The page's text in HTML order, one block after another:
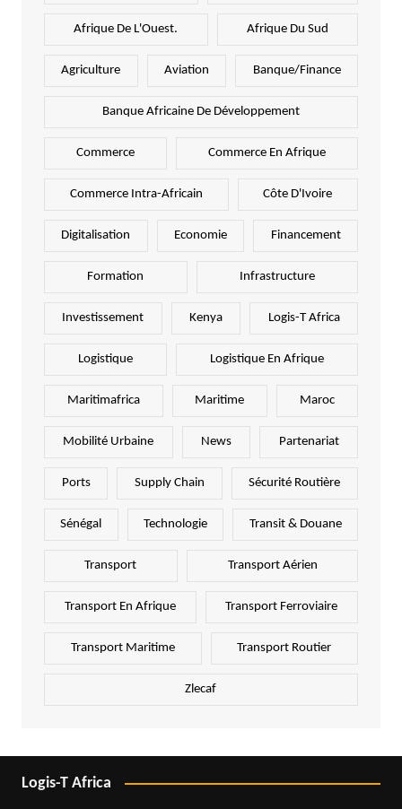
Afrique De L'Ouest. Afrique Du Sud
Agriculture Aviation Banque/Finance
Banque Africaine De Développement
Commerce Commerce En Afrique
Commerce Intra-Africain Côte D'Ivoire
Digitalisation Economie Financement
Formation Infrastructure
Investissement Kenya Logis-T Africa
Logistique Logistique En Afrique
Maritimafrica Maritime Maroc
Mobilité Urbaine News Partenariat
Ports Supply Chain Sécurité Routière
Sénégal Technologie Transit & Douane
Transport Transport Aérien
Transport En Afrique Transport Ferroviaire
Transport Maritime Transport Routier
Zlecaf
Logis-T Africa